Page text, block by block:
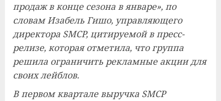
продаж в конце сезона в январе», по
словам Изабель Гишо, управляющего
директора SMCP, цитируемой в пресс-
релизе, которая отметила, что группа
решила ограничить рекламные акции для
своих лейблов.
В первом квартале выручка SMCP